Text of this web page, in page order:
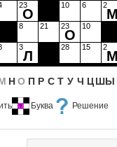
Буква Решение
23
О
10 6 2
М
8 21 23
О
10
3
Л
28 15 2
М
Н О П Р С Т У Ч Ц ШЫ